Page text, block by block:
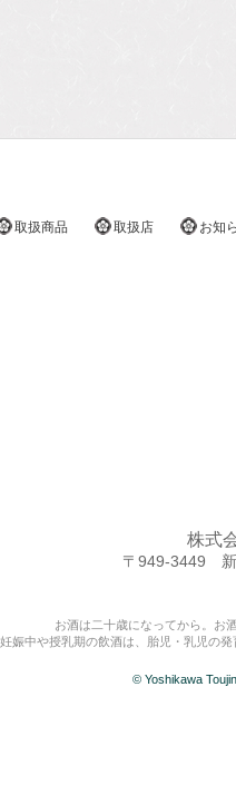
取扱商品 取扱店 お知
株式
〒949-3449 新
お酒は二十歳になってから。お
妊娠中や授乳期の飲酒は、胎児・乳児の
© Yoshikawa